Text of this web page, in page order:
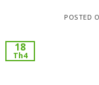
POSTED
18
Th4